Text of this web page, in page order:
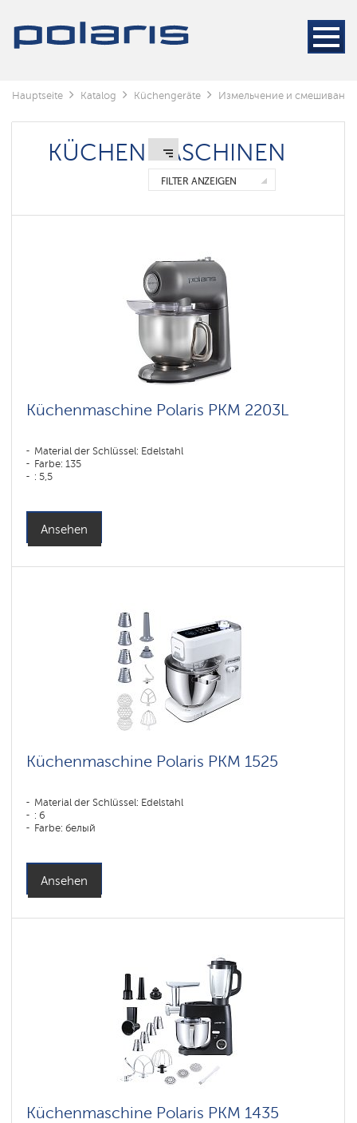
Hauptseite Katalog Küchengeräte Измельчение и смешивание
KÜCHENMASCHINEN
FILTER ANZEIGEN
Küchenmaschine Polaris PKM 2203L
Material der Schlüssel: Edelstahl
Farbe: 135
: 5,5
Ansehen
Küchenmaschine Polaris PKM 1525
Material der Schlüssel: Edelstahl
: 6
Farbe: белый
Ansehen
Küchenmaschine Polaris PKM 1435
und
handmixer
Entsafter